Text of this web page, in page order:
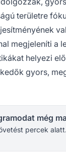
területre
megjeleníti a
helyezi
gyors,
még ma
percek